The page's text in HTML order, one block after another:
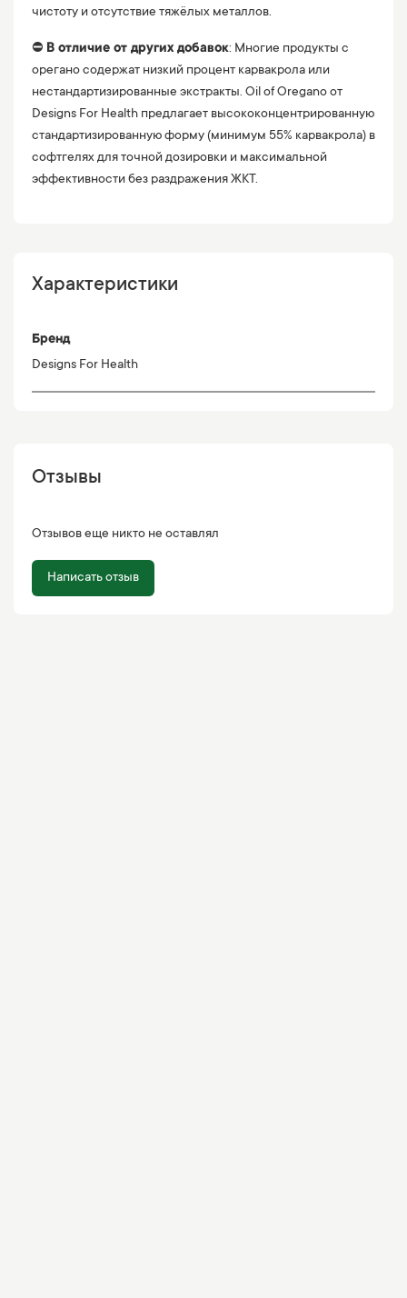
чистоту и отсутствие тяжёлых металлов.
⛔️ В отличие от других добавок: Многие продукты с
орегано содержат низкий процент карвакрола или
нестандартизированные экстракты. Oil of Oregano от
Designs For Health предлагает высококонцентрированную
стандартизированную форму (минимум 55% карвакрола) в
софтгелях для точной дозировки и максимальной
эффективности без раздражения ЖКТ.
Характеристики
Бренд
Designs For Health
Отзывы
Отзывов еще никто не оставлял
Написать отзыв